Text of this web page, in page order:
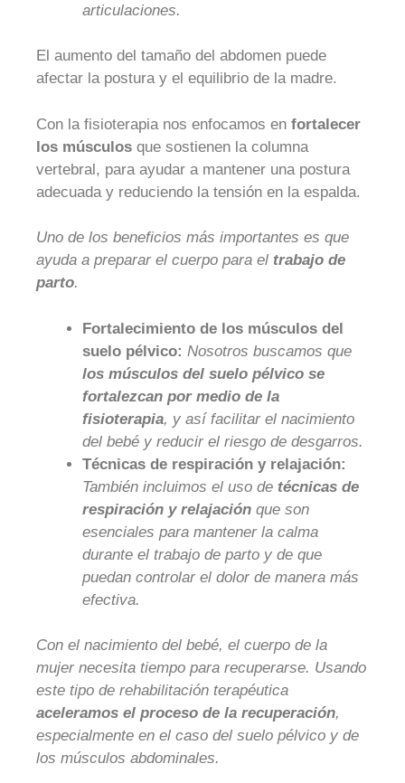
articulaciones.
El aumento del tamaño del abdomen puede
afectar la postura y el equilibrio de la madre.
Con la fisioterapia nos enfocamos en fortalecer
los músculos que sostienen la columna
vertebral, para ayudar a mantener una postura
adecuada y reduciendo la tensión en la espalda.
Uno de los beneficios más importantes es que
ayuda a preparar el cuerpo para el trabajo de
parto.
Fortalecimiento de los músculos del
suelo pélvico: Nosotros buscamos que
los músculos del suelo pélvico se
fortalezcan por medio de la
fisioterapia, y así facilitar el nacimiento
del bebé y reducir el riesgo de desgarros.
Técnicas de respiración y relajación:
También incluimos el uso de técnicas de
respiración y relajación que son
esenciales para mantener la calma
durante el trabajo de parto y de que
puedan controlar el dolor de manera más
efectiva.
Con el nacimiento del bebé, el cuerpo de la
mujer necesita tiempo para recuperarse. Usando
este tipo de rehabilitación terapéutica
aceleramos el proceso de la recuperación,
especialmente en el caso del suelo pélvico y de
los músculos abdominales.